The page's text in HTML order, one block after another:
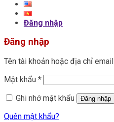
Đăng nhập
Đăng nhập
Tên tài khoản hoặc địa chỉ email
Mật khẩu *
Ghi nhớ mật khẩu
Đăng nhập
Quên mật khẩu?